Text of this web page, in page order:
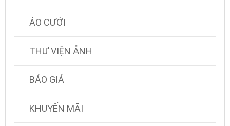
ÁO CƯỚI
THƯ VIỆN ẢNH
BÁO GIÁ
KHUYẾN MÃI